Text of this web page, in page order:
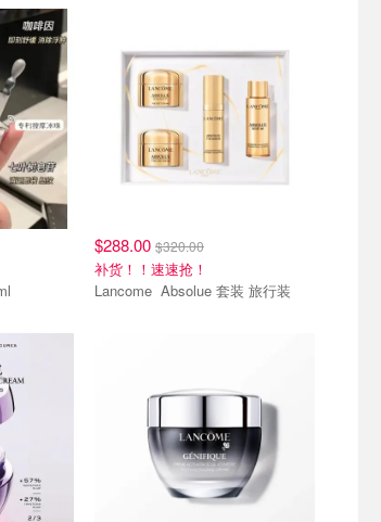
$288.00 $320.00
补货！！速速抢！
Lancome Absolue 套装 旅行装